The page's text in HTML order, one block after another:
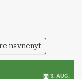
navnenyt
3. AUG.